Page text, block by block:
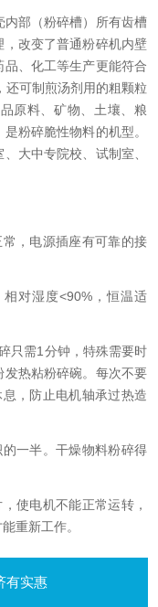
部（粉碎槽）所有齿槽
改变了普通粉碎机内壁
、化工等生产更能符合
还可制煎汤剂用的粗颗粒
原料、矿物、土壤、粮
粉碎脆性物料的机型。
大中专院校、试制室、
，电源插座有可靠的接
对湿度<90%，恒温适
需1分钟，特殊需要时
热粘粉碎碗。每次不要
，防止电机轴承过热造
一半。干燥物料粉碎得
使电机不能正常运转，
重新工作。
有实惠